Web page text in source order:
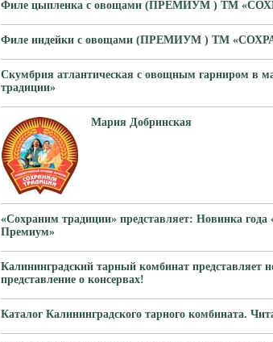
Филе цыпленка с овощами (ПРЕМИУМ ) ТМ
Филе индейки с овощами (ПРЕМИУМ ) ТМ
Скумбрия атлантическая с овощным гарниром в
традиции»
Мария Добринская
«Сохраним традиции» представляет: Новинка
Премиум»
Калининградский тарный комбинат представляет
представление о консервах!
Каталог Калининградского тарного комбината.